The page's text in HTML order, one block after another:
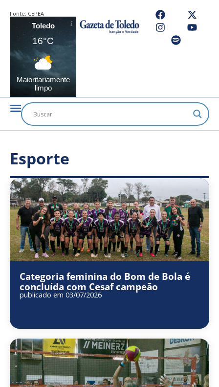
Fonte: CEPEA
Toledo
16°C
Maioritariamente
limpo
Esporte
Categoria feminina do Bom de Bola é
concluída com Cesaf campeão
publicado em 03/07/2026